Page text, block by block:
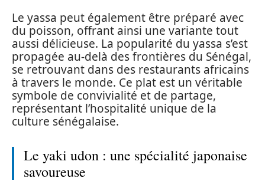
Le yassa peut également être préparé avec
du poisson, offrant ainsi une variante tout
aussi délicieuse. La popularité du yassa s’est
propagée au-delà des frontières du Sénégal,
se retrouvant dans des restaurants africains
à travers le monde. Ce plat est un véritable
symbole de convivialité et de partage,
représentant l’hospitalité unique de la
culture sénégalaise.
Le yaki udon : une spécialité japonaise
savoureuse